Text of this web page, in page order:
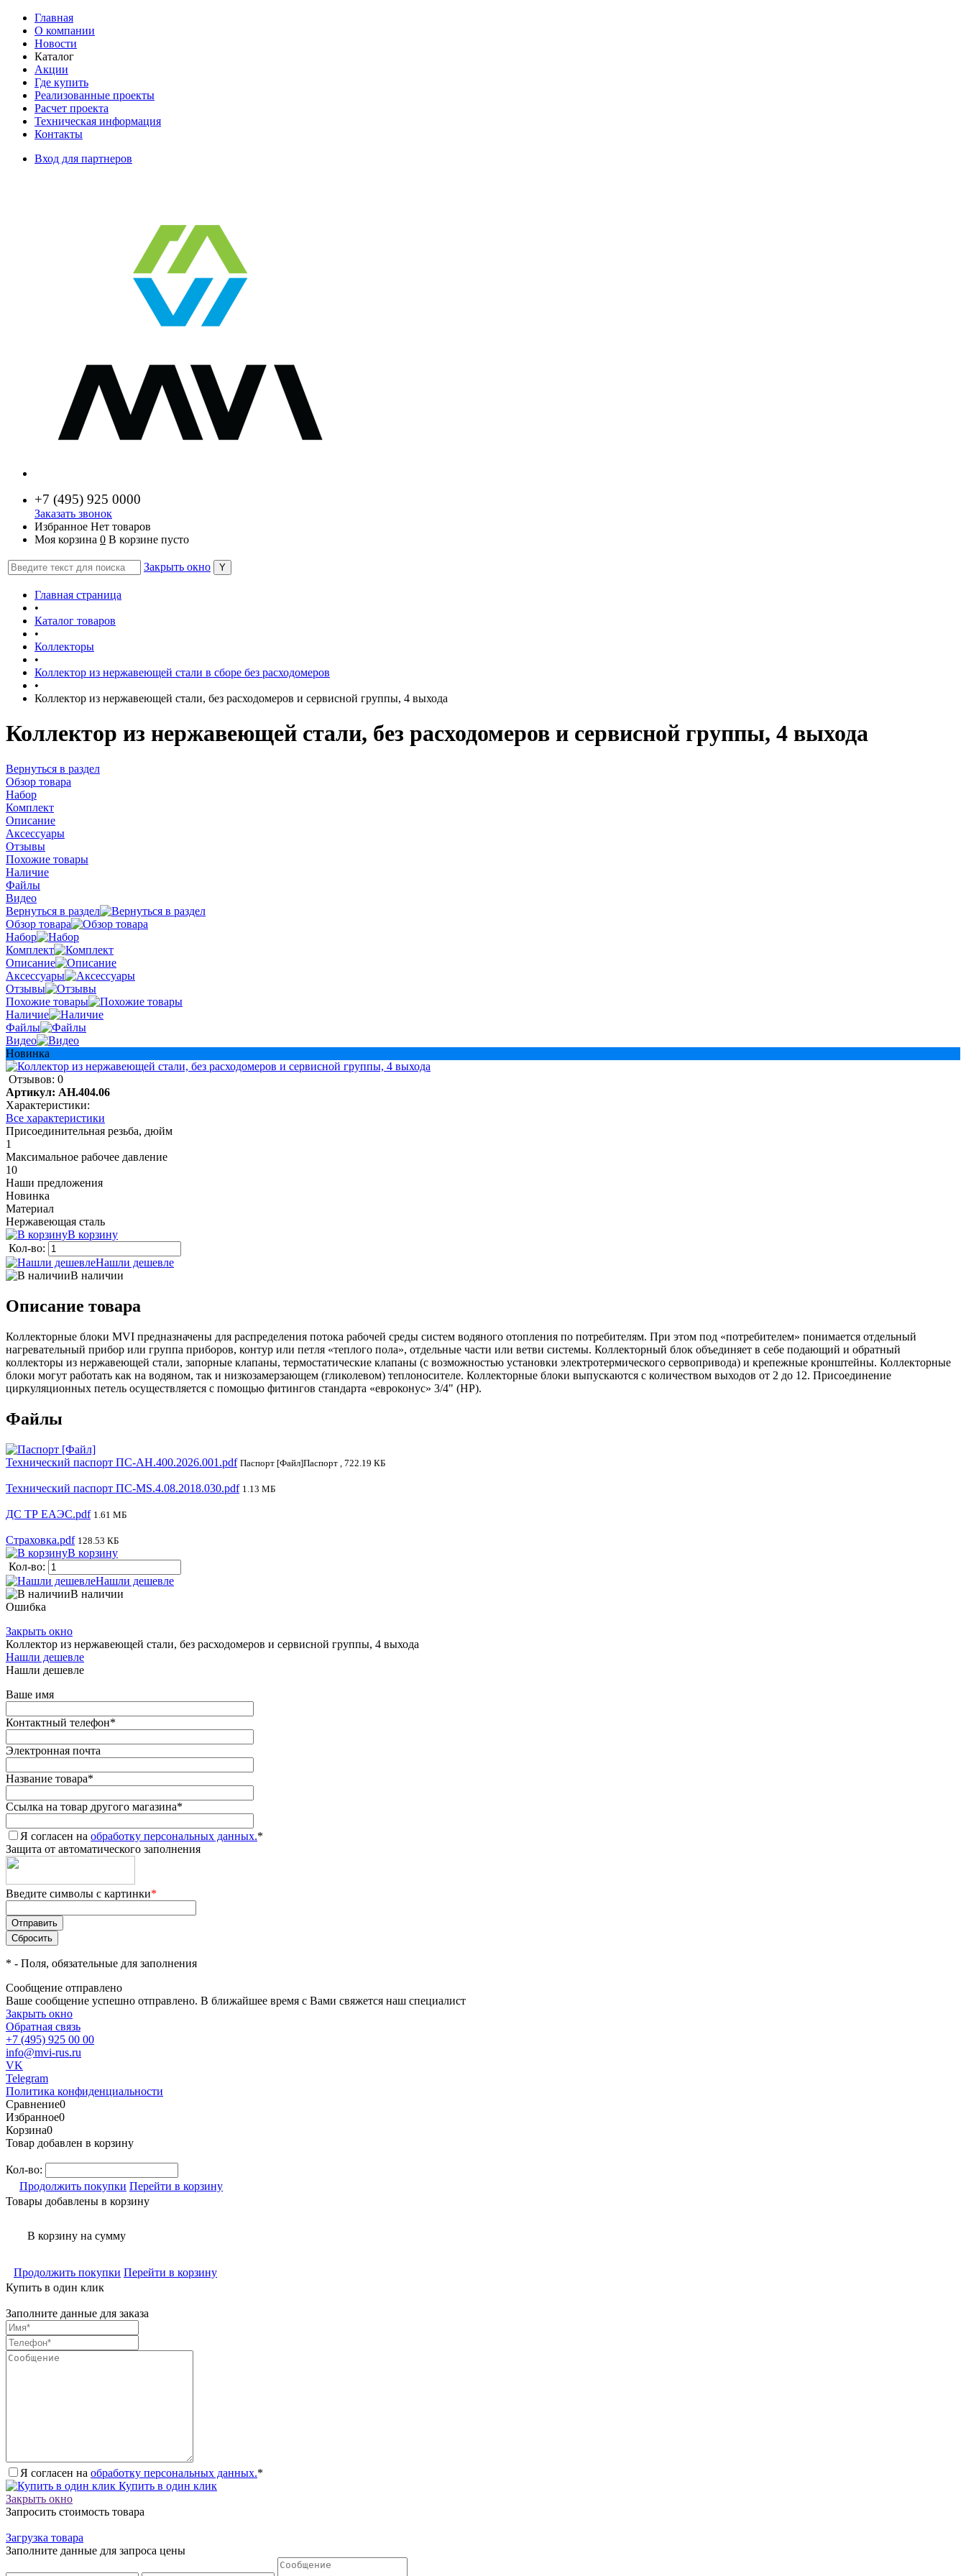
Главная
О компании
Новости
Каталог
Акции
Где купить
Реализованные проекты
Расчет проекта
Техническая информация
Контакты
Вход для партнеров
+7 (495) 925 0000
Заказать звонок
Избранное Нет товаров
Моя корзина 0 В корзине пусто
Закрыть окно
Главная страница
•
Каталог товаров
•
Коллекторы
•
Коллектор из нержавеющей стали в сборе без расходомеров
•
Коллектор из нержавеющей стали, без расходомеров и сервисной группы, 4 выхода
Коллектор из нержавеющей стали, без расходомеров и сервисной группы, 4 выхода
Вернуться в раздел
Обзор товара
Набор
Комплект
Описание
Аксессуары
Отзывы
Похожие товары
Наличие
Файлы
Видео
Вернуться в раздел
Обзор товара
Набор
Комплект
Описание
Аксессуары
Отзывы
Похожие товары
Наличие
Файлы
Видео
Новинка
Отзывов: 0
Артикул: AH.404.06
Характеристики:
Все характеристики
Присоединительная резьба, дюйм
1
Максимальное рабочее давление
10
Наши предложения
Новинка
Материал
Нержавеющая сталь
В корзину
Кол-во:
Нашли дешевле
В наличии
Описание товара
Коллекторные блоки MVI предназначены для распределения потока рабочей среды систем водяного отопления по потребителям. При этом под «потребителем» понимается отдельный
нагревательный прибор или группа приборов, контур или петля «теплого пола», отдельные части или ветви системы. Коллекторный блок объединяет в себе подающий и обратный
коллекторы из нержавеющей стали, запорные клапаны, термостатические клапаны (с возможностью установки электротермического сервопривода) и крепежные кронштейны. Коллекторные
блоки могут работать как на водяном, так и низкозамерзающем (гликолевом) теплоносителе. Коллекторные блоки выпускаются с количеством выходов от 2 до 12. Присоединение
циркуляционных петель осуществляется с помощью фитингов стандарта «евроконус» 3/4" (НР).
Файлы
Технический паспорт ПС-AH.400.2026.001.pdf Паспорт [Файл]Паспорт , 722.19 КБ
Технический паспорт ПС-MS.4.08.2018.030.pdf 1.13 МБ
ДС ТР ЕАЭС.pdf 1.61 МБ
Страховка.pdf 128.53 КБ
В корзину
Кол-во:
Нашли дешевле
В наличии
Ошибка
Закрыть окно
Коллектор из нержавеющей стали, без расходомеров и сервисной группы, 4 выхода
Нашли дешевле
Нашли дешевле
Ваше имя
Контактный телефон*
Электронная почта
Название товара*
Ссылка на товар другого магазина*
Я согласен на обработку персональных данных.*
Защита от автоматического заполнения
Введите символы с картинки*
* - Поля, обязательные для заполнения
Сообщение отправлено
Ваше сообщение успешно отправлено. В ближайшее время с Вами свяжется наш специалист
Закрыть окно
Обратная связь
+7 (495) 925 00 00
info@mvi-rus.ru
VK
Telegram
Политика конфиденциальности
Сравнение0
Избранное0
Корзина0
Товар добавлен в корзину
Кол-во:
Продолжить покупки Перейти в корзину
Товары добавлены в корзину
В корзину на сумму
Продолжить покупки Перейти в корзину
Купить в один клик
Заполните данные для заказа
Я согласен на обработку персональных данных.*
Купить в один клик
Закрыть окно
Запросить стоимость товара
Загрузка товара
Заполните данные для запроса цены